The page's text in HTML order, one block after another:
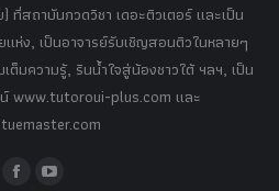
สถาบันกวดวิชา เดอะติวเตอร์ และเป็น
แห่ง, เป็นอาจารย์รับเชิญสอนติวในหลายๆ
เต็มความรู้, รินน้ำใจสู่น้องชาวใต้ ฯลฯ, เป็น
www.tutoroui-plus.com และ
FacebookYouTube